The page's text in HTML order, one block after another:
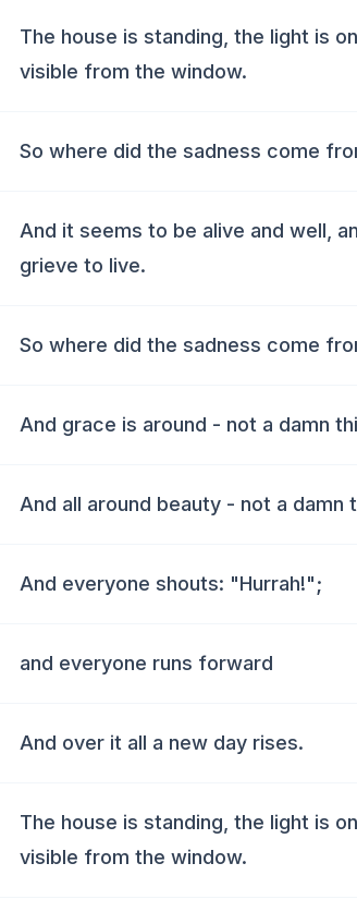
The house is standing, the light is
visible from the window.
So where did the sadness come
And it seems to be alive and well,
grieve to live.
So where did the sadness come
And grace is around - not a damn
And all around beauty - not a damn
And everyone shouts: "Hurrah!";
and everyone runs forward
And over it all a new day rises.
The house is standing, the light is
visible from the window.